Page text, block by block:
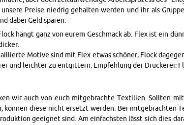
Prei­se nied­rig ge­hal­ten wer­den und ihr als
dabei Geld spa­ren.
hängt ganz von eurem Ge­schmack ab. Flex ist ein
Mo­ti­ve sind mit Flex etwas schö­ner, Flock
und leich­ter zu ent­git­tern. Emp­feh­lung der Dru­cke­rei:
wir auch von euch mit­ge­brach­te Tex­ti­li­en. Soll­ten
kön­nen diese nicht er­setzt wer­den. Bei mit­ge­brach­ten
ge­eig­net sind. Am ein­fachs­ten lässt sich dies